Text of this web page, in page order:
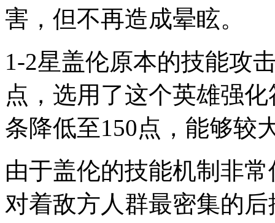
害，但不再造成晕眩。
1-2星盖伦原本的技能攻
点，选用了这个英雄强
条降低至150点，能够较
由于盖伦的技能机制非
对着敌方人群最密集的